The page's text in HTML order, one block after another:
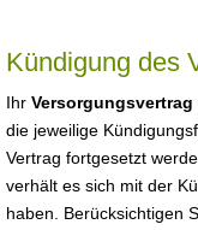
Kündigung des
Ihr
die jeweilige
Vertrag fortgesetzt
verhält es sich mit der
haben. Berücksichtigen